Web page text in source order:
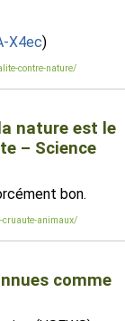
X4ec)
contre-nature/
nature est le
– Science
bon.
animaux/
comme